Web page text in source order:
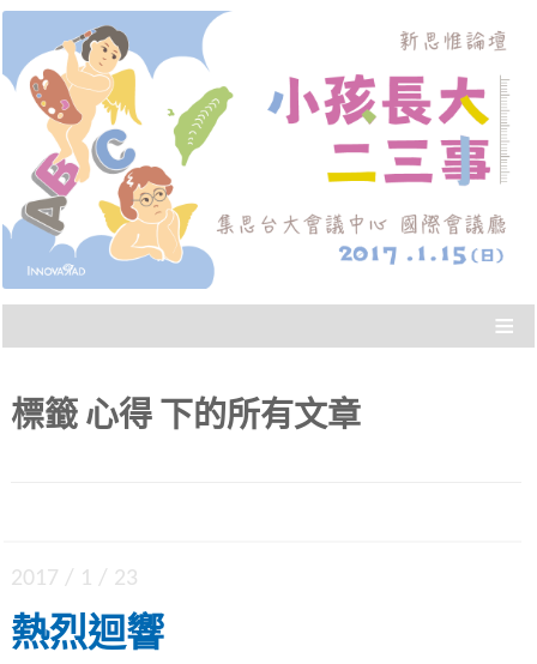
新思惟論壇：小孩長大二
三事
從實際的教養經驗出發，做最符合當代父母需求
的規劃，聽到別人「高品質的決策」，協助我們
面對人生的重大議題。
≡
標籤 心得 下的所有文章
2017 / 1 / 23
熱烈迴響